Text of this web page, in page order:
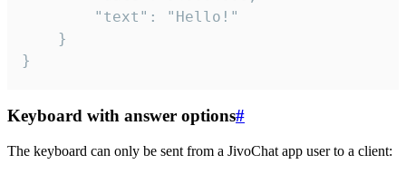
}
Keyboard with answer options#
The keyboard can only be sent from a JivoChat app user to a client: